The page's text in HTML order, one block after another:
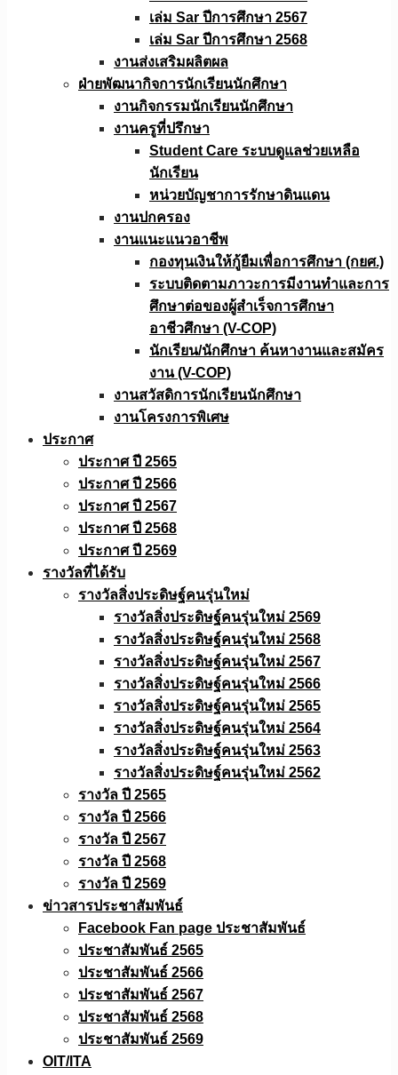
เล่ม Sar ปีการศึกษา 2567
เล่ม Sar ปีการศึกษา 2568
งานส่งเสริมผลิตผล
ฝ่ายพัฒนากิจการนักเรียนนักศึกษา
งานกิจกรรมนักเรียนนักศึกษา
งานครูที่ปรึกษา
Student Care ระบบดูแลช่วยเหลือ
นักเรียน
หน่วยบัญชาการรักษาดินแดน
งานปกครอง
งานแนะแนวอาชีพ
กองทุนเงินให้กู้ยืมเพื่อการศึกษา (กยศ.)
ระบบติดตามภาวะการมีงานทำและการ
ศึกษาต่อของผู้สำเร็จการศึกษา
อาชีวศึกษา (V-COP)
นักเรียน/นักศึกษา ค้นหางานและสมัคร
งาน (V-COP)
งานสวัสดิการนักเรียนนักศึกษา
งานโครงการพิเศษ
ประกาศ
ประกาศ ปี 2565
ประกาศ ปี 2566
ประกาศ ปี 2567
ประกาศ ปี 2568
ประกาศ ปี 2569
รางวัลที่ได้รับ
รางวัลสิ่งประดิษฐ์คนรุ่นใหม่
รางวัลสิ่งประดิษฐ์คนรุ่นใหม่ 2569
รางวัลสิ่งประดิษฐ์คนรุ่นใหม่ 2568
รางวัลสิ่งประดิษฐ์คนรุ่นใหม่ 2567
รางวัลสิ่งประดิษฐ์คนรุ่นใหม่ 2566
รางวัลสิ่งประดิษฐ์คนรุ่นใหม่ 2565
รางวัลสิ่งประดิษฐ์คนรุ่นใหม่ 2564
รางวัลสิ่งประดิษฐ์คนรุ่นใหม่ 2563
รางวัลสิ่งประดิษฐ์คนรุ่นใหม่ 2562
รางวัล ปี 2565
รางวัล ปี 2566
รางวัล ปี 2567
รางวัล ปี 2568
รางวัล ปี 2569
ข่าวสารประชาสัมพันธ์
Facebook Fan page ประชาสัมพันธ์
ประชาสัมพันธ์ 2565
ประชาสัมพันธ์ 2566
ประชาสัมพันธ์ 2567
ประชาสัมพันธ์ 2568
ประชาสัมพันธ์ 2569
OIT/ITA